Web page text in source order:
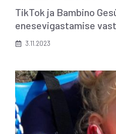
TikTok ja Bambino
enesevigastamise
3.11.2023